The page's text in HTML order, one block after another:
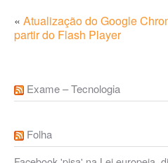
« Atualização do Google
partir do Flash Player
Exame – Tecnologia
Folha